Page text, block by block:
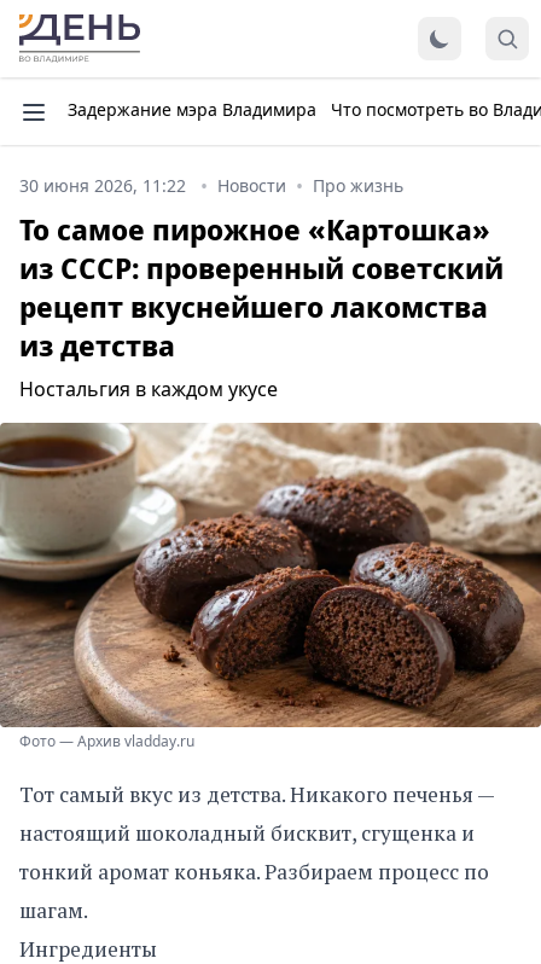
Задержание мэра Владимира Что посмотреть во
30 июня 2026, 11:22 Новости Про жизнь
То самое пирожное «Картошка»
из СССР: проверенный советский
рецепт вкуснейшего лакомства
из детства
Ностальгия в каждом укусе
Фото — Архив vladday.ru
Тот самый вкус из детства. Никакого печенья —
настоящий шоколадный бисквит, сгущенка и
тонкий аромат коньяка. Разбираем процесс по
шагам.
Ингредиенты